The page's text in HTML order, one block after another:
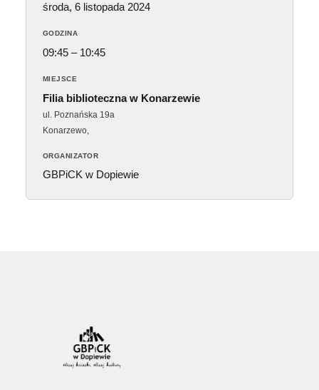
środa, 6 listopada 2024
GODZINA
09:45 – 10:45
MIEJSCE
Filia biblioteczna w Konarzewie
ul. Poznańska 19a
Konarzewo,
ORGANIZATOR
GBPiCK w Dopiewie